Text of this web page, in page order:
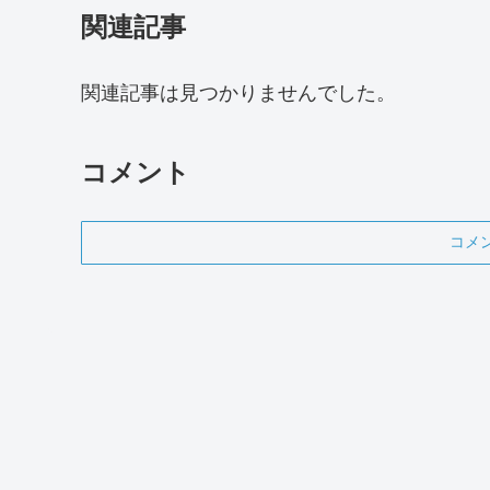
関連記事
関連記事は見つかりませんでした。
コメント
コメ